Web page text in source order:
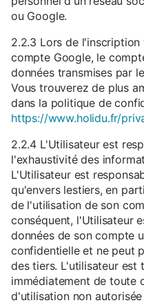
ou Google.
2.2.3 Lors de l'inscription
compte Google, le
données transmises par
Vous trouverez de plus
dans la politique de
https://www.holidu.fr/
2.2.4 L'Utilisateur est
l'exhaustivité des
L'Utilisateur est
qu'envers lestiers, en
de l'utilisation de son
conséquent, l'Utilisateur
données de son compte
confidentielle et ne peut
des tiers. L'utilisateur est
immédiatement de toute
d'utilisation non